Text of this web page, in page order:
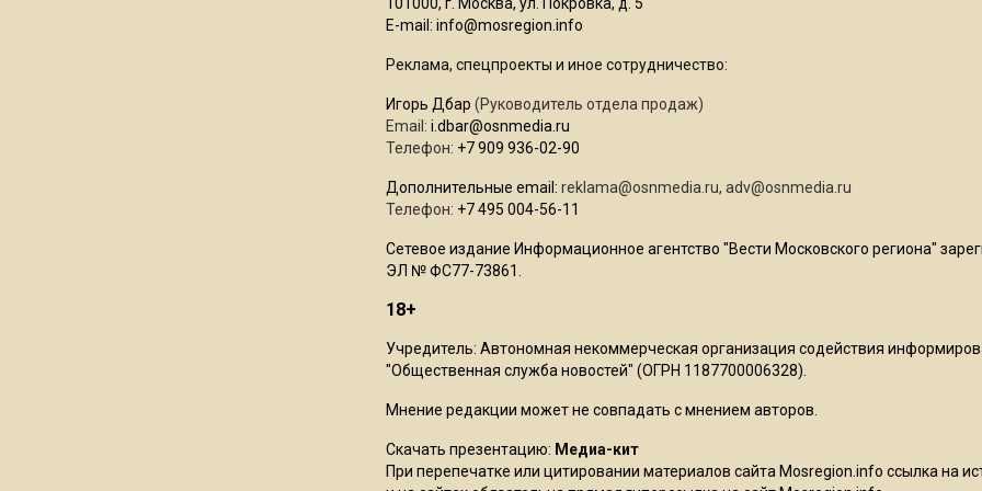
E-mail: info@mosregion.info
Реклама, спецпроекты и иное сотрудничество:
Игорь Дбар (Руководитель отдела продаж)
Email: i.dbar@osnmedia.ru
Телефон: +7 909 936-02-90
Дополнительные email: reklama@osnmedia.ru, adv@osnmedia.ru
Телефон: +7 495 004-56-11
Сетевое издание Информационное агентство "Вести Московского региона"
ЭЛ № ФС77-73861.
18+
Учредитель: Автономная некоммерческая организация содействия
"Общественная служба новостей" (ОГРН 1187700006328).
Мнение редакции может не совпадать с мнением авторов.
Скачать презентацию: Медиа-кит
При перепечатке или цитировании материалов сайта Mosregion.info ссылка на